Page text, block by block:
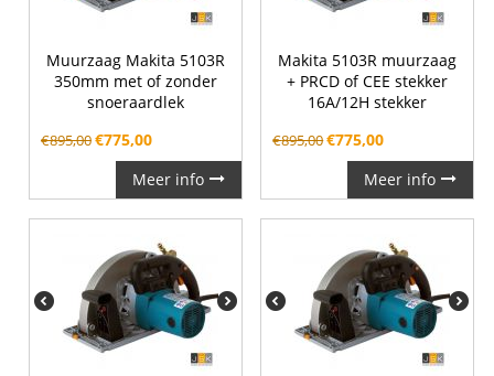
Muurzaag Makita 5103R
350mm met of zonder
snoeraardlek
€895,00€775,00
Meer info
Makita 5103R muurzaag
+ PRCD of CEE stekker
16A/12H stekker
€895,00€775,00
Meer info